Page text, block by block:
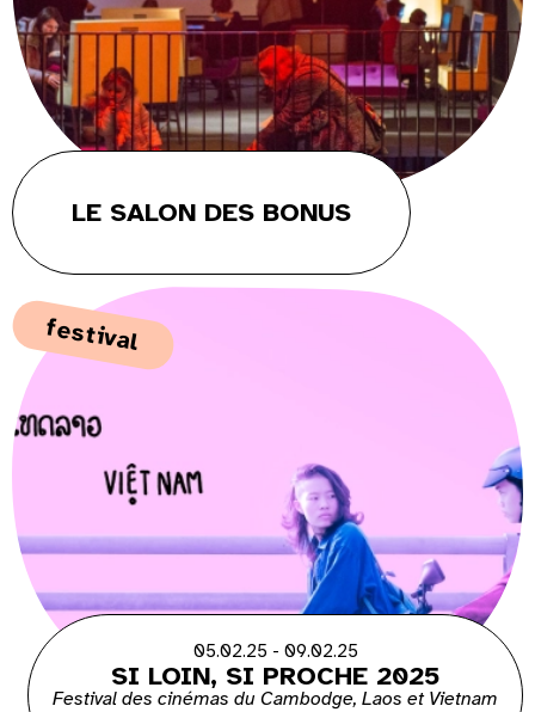
LE SALON DES BONUS
festival
05.02.25 - 09.02.25
SI LOIN, SI PROCHE 2025
Festival des cinémas du Cambodge, Laos et Vietnam